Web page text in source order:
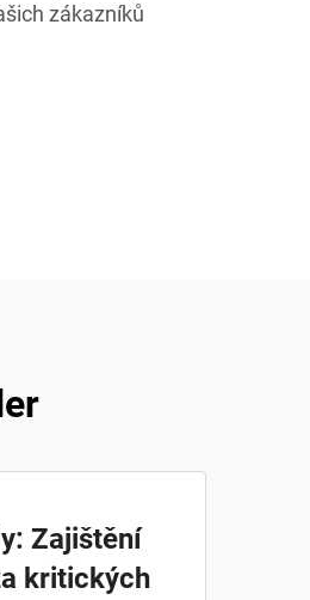
zákazníků
Zajištění
kritických